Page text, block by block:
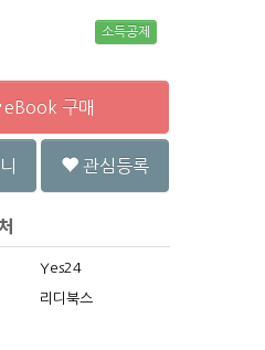
소득공제
eBook 구매
관심등록
Yes24
리디북스